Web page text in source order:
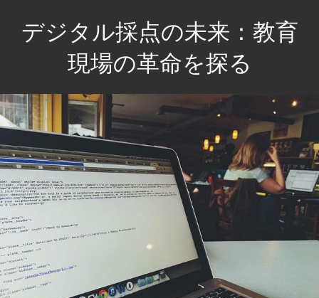
ツ
へ
ス
キ
ッ
プ
デジタル採点の未来：教育
現場の革命を探る
未
来
の
教
育
を
変
え
る、
効
率
的